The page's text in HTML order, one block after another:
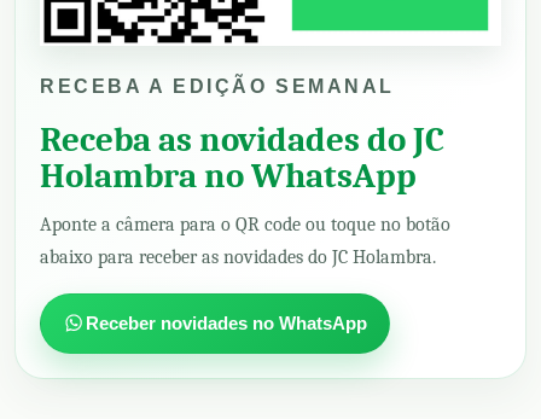
RECEBA A EDIÇÃO SEMANAL
Receba as novidades do JC
Holambra no WhatsApp
Aponte a câmera para o QR code ou toque no botão
abaixo para receber as novidades do JC Holambra.
Receber novidades no WhatsApp